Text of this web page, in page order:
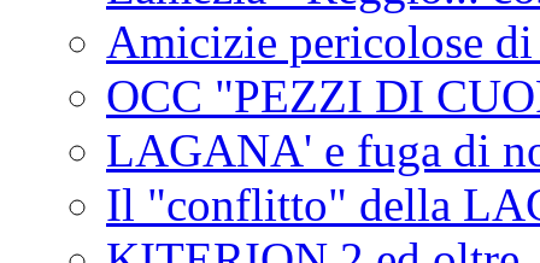
Amicizie pericolose
OCC "PEZZI DI
LAGANA' e fuga di
Il "conflitto" della